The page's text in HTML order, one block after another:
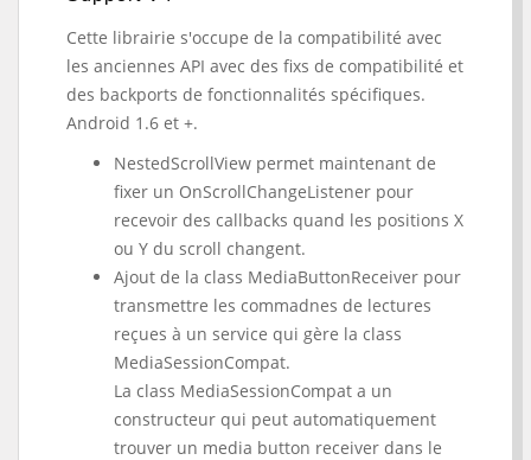
Cette librairie s'occupe de la compatibilité avec
les anciennes API avec des fixs de compatibilité et
des backports de fonctionnalités spécifiques.
Android 1.6 et +.
NestedScrollView permet maintenant de
fixer un OnScrollChangeListener pour
recevoir des callbacks quand les positions X
ou Y du scroll changent.
Ajout de la class MediaButtonReceiver pour
transmettre les commadnes de lectures
reçues à un service qui gère la class
MediaSessionCompat.
La class MediaSessionCompat a un
constructeur qui peut automatiquement
trouver un media button receiver dans le